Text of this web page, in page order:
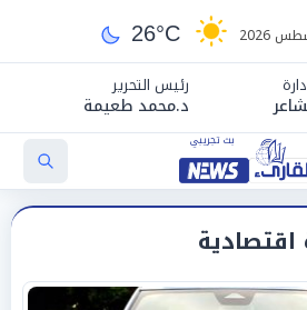
26°C
رئيس التحرير
د.محمد طعيمة